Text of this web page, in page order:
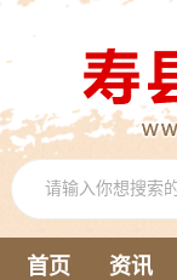
首页 资讯